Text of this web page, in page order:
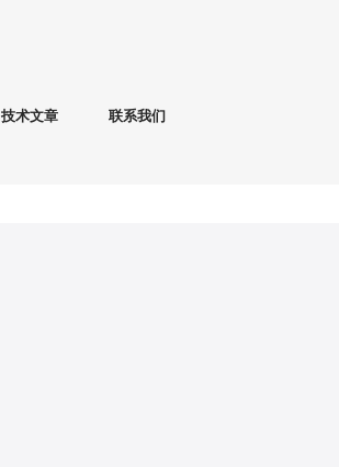
技术文章 联系我们